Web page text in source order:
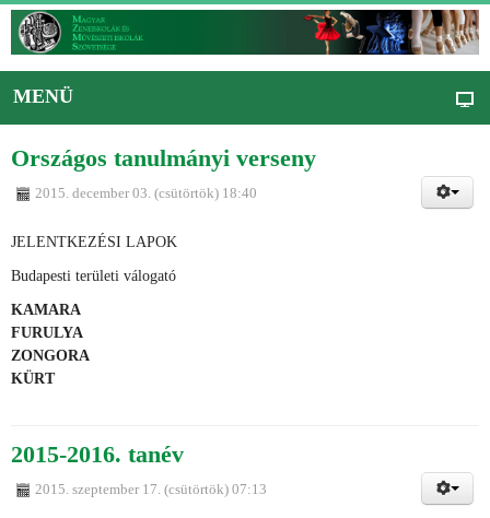
MENÜ
Országos tanulmányi verseny
2015. december 03. (csütörtök) 18:40
JELENTKEZÉSI LAPOK
Budapesti területi válogató
KAMARA
FURULYA
ZONGORA
KÜRT
2015-2016. tanév
2015. szeptember 17. (csütörtök) 07:13